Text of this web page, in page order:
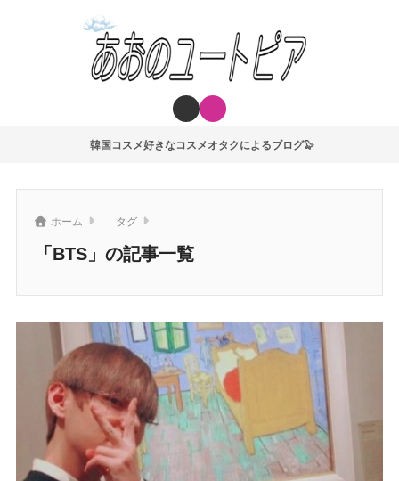
韓国コスメ好きなコスメオタクによるブログ🦭
ホーム タグ
「BTS」の記事一覧